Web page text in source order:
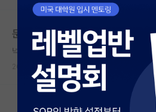
대학원생 모집
국내대학원 정보
연구실&오픈랩
커뮤니티
커뮤니티 홈
문송 취업난 이후 경영대학원 진학
넉살좋은 존 케인즈*
2021.06.05
17 6849